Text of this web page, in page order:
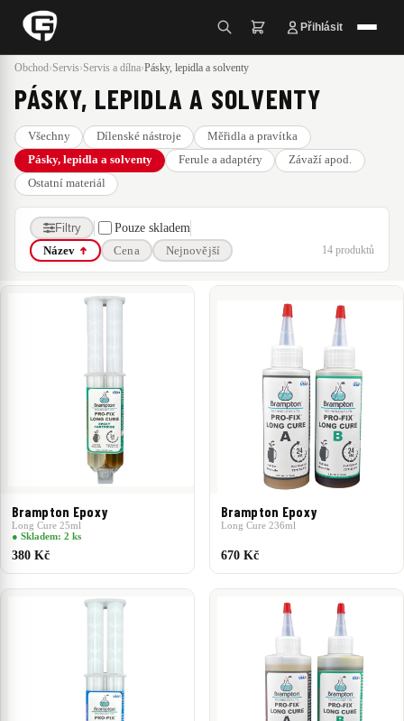
Přihlásit
Obchod›Servis›Servis a dílna›Pásky, lepidla a solventy
PÁSKY, LEPIDLA A SOLVENTY
Všechny Dílenské nástroje
Měřidla a pravítka
Pásky, lepidla a solventy
Ferule a adaptéry
Závaží apod.
Ostatní materiál
Filtry Pouze skladem
Název Cena Nejnovější 14 produktů
- neudáno - Brampton Technology Dynacraft
1 990 Kč
Brampton Epoxy
Long Cure 25ml
● Skladem: 2 ks
380 Kč
Brampton Epoxy
Long Cure 236ml
670 Kč